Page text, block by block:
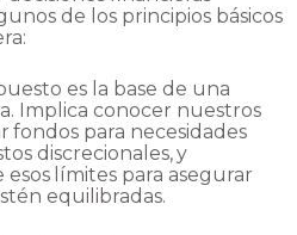
de los principios básicos
es la base de una
Implica conocer nuestros
fondos para necesidades
discrecionales,y
esos límites para asegurar
equilibradas.